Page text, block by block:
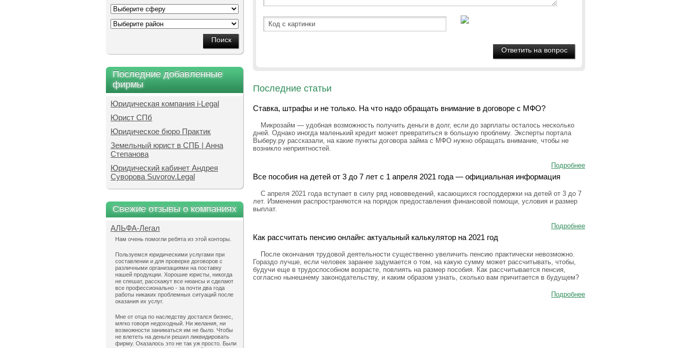
Последние добавленные
фирмы
Юридическая компания i-Legal
Юрист СПб
Юридическое бюро Практик
Земельный юрист в СПБ | Анна
Степанова
Юридический кабинет Андрея
Суворова Suvorov.Legal
Свежие отзывы о компаниях
АЛЬФА-Легал
Нам очень помогли ребята из этой конторы.
Пользуемся юридическими услугами при
составлении и для проверке договоров с
различными организациями на поставку
нашей продукции. Хорошие юристы, никогда
не спешат, расскажут все нюансы и сделают
все профессионально - за почти два года
работы никаких проблемных ситуаций после
оказания их услуг.
Мне от отца по наследству достался бизнес,
мягко говоря недоходный. Ни желания, ни
возможности заниматься им не было. Чтобы
не влететь на деньги решил ликвидировать
фирму. Оказалось это не так уж просто. Были
Последние статьи
Ставка, штрафы и не только. На что надо обращать внимание в договоре с МФО?
Микрозайм — удобная возможность получить деньги в долг, если до зарплаты осталось несколько
дней. Однако иногда маленький кредит может превратиться в большую проблему. Эксперты портала
Выберу.ру рассказали, на какие пункты договора займа с МФО нужно обращать внимание, чтобы не
возникло неприятностей.
Подробнее
Все пособия на детей от 3 до 7 лет с 1 апреля 2021 года — официальная информация
С апреля 2021 года вступает в силу ряд нововведений, касающихся господдержки на детей от 3 до 7
лет. Изменения распространяются на порядок предоставления финансовой помощи, условия и размер
выплат.
Подробнее
Как рассчитать пенсию онлайн: актуальный калькулятор на 2021 год
После окончания трудовой деятельности существенно увеличить пенсию практически невозможно.
Гораздо лучше, если человек заранее задумается о том, на какую сумму может рассчитывать, чтобы,
будучи еще в трудоспособном возрасте, повлиять на размер пособия. Как рассчитывается пенсия,
согласно нынешнему законодательству, и каким образом узнать, сколько вам причитается в будущем?
Подробнее